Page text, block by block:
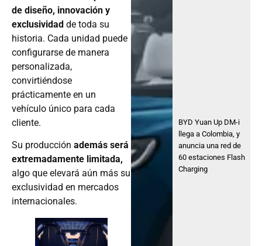
de diseño, innovación y
exclusividad de toda su
historia. Cada unidad puede
configurarse de manera
personalizada,
convirtiéndose
prácticamente en un
vehículo único para cada
cliente.
Su producción además será
extremadamente limitada,
algo que elevará aún más su
exclusividad en mercados
internacionales.
BYD Yuan Up DM-i
llega a Colombia, y
anuncia una red de
60 estaciones Flash
Charging